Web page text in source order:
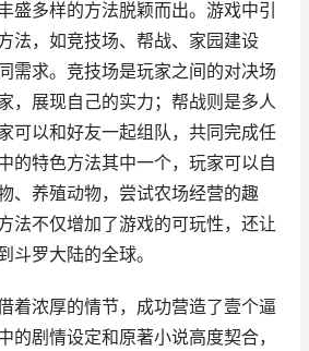
盛多样的方法脱颖而出。游戏中引
法，如竞技场、帮战、家园建设
需求。竞技场是玩家之间的对决场
，展现自己的实力；帮战则是多人
可以和好友一起组队，共同完成任
的特色方法其中一个，玩家可以自
、养殖动物，尝试农场经营的趣
法不仅增加了游戏的可玩性，还让
斗罗大陆的全球。
着浓厚的情节，成功营造了壹个逼
的剧情设定和原著小说高度契合，